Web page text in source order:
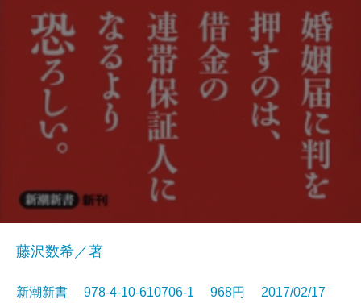
藤沢数希／著
新潮新書 978-4-10-610706-1 968円 2017/02/17